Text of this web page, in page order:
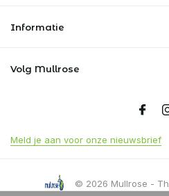
Informatie
Volg Mullrose
Meld je aan voor onze nieuwsbrief
© 2026 Mullrose -